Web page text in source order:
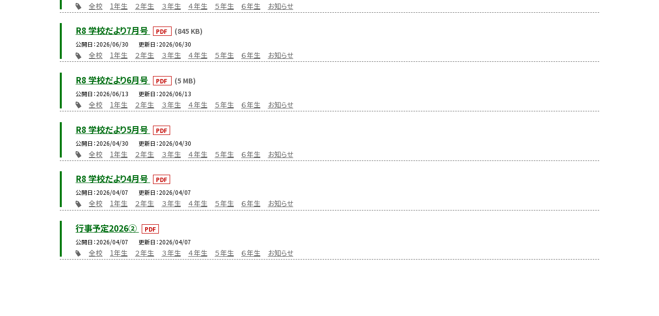
全校 1年生 ２年生 ３年生 ４年生 ５年生 ６年生 お知らせ
R8 学校だより7月号 PDF (845 KB)
公開日 2026/06/30 更新日 2026/06/30
全校 1年生 ２年生 ３年生 ４年生 ５年生 ６年生 お知らせ
R8 学校だより6月号 PDF (5 MB)
公開日 2026/06/13 更新日 2026/06/13
全校 1年生 ２年生 ３年生 ４年生 ５年生 ６年生 お知らせ
R8 学校だより5月号
PDF
公開日 2026/04/30 更新日 2026/04/30
全校 1年生 ２年生 ３年生 ４年生 ５年生 ６年生 お知らせ
R8 学校だより4月号
PDF
公開日 2026/04/07 更新日 2026/04/07
全校 1年生 ２年生 ３年生 ４年生 ５年生 ６年生 お知らせ
行事予定2026②
PDF
公開日 2026/04/07 更新日 2026/04/07
全校 1年生 ２年生 ３年生 ４年生 ５年生 ６年生 お知らせ